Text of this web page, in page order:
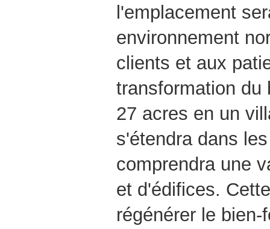
l'emplacement
environnement
clients et aux
transformation du
27 acres en un
s'étendra dans
comprendra une
et d'édifices.
régénérer le